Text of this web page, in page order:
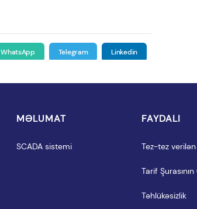
WhatsApp Telegram Linkedin
MƏLUMAT
SCADA sistemi
FAYDALI
Tez-tez
Tarif
Təhlükəsizlik